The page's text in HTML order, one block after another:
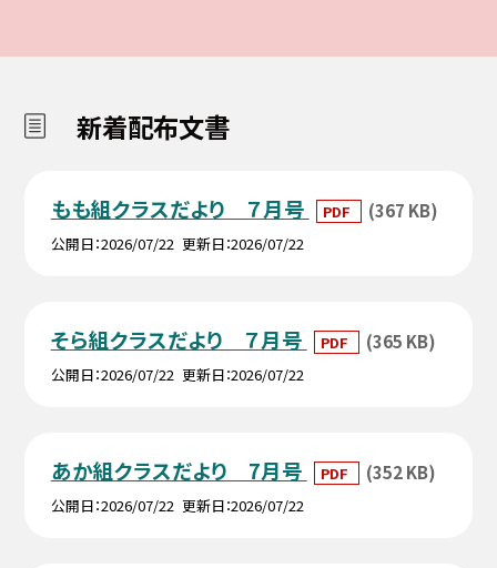
新着配布文書
もも組クラスだより ７月号 PDF (367 KB)
公開日 2026/07/22 更新日 2026/07/22
そら組クラスだより ７月号 PDF (365 KB)
公開日 2026/07/22 更新日 2026/07/22
あか組クラスだより 7月号 PDF (352 KB)
公開日 2026/07/22 更新日 2026/07/22